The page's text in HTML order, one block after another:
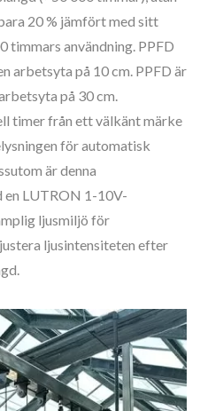
20 % jämfört med sitt
timmars användning. PPFD
arbetsyta på 10 cm. PPFD är
på 30 cm.
timer från ett välkänt märke
för automatisk
är denna
en LUTRON 1-10V-
ljusmiljö för
ljusintensiteten efter